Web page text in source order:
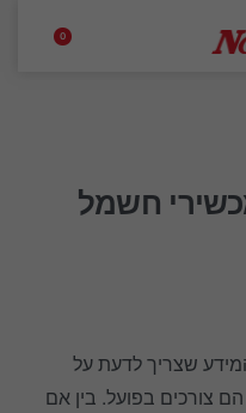
0
חשמל
שצריך לדעת על
צורכים בפועל. בין אם